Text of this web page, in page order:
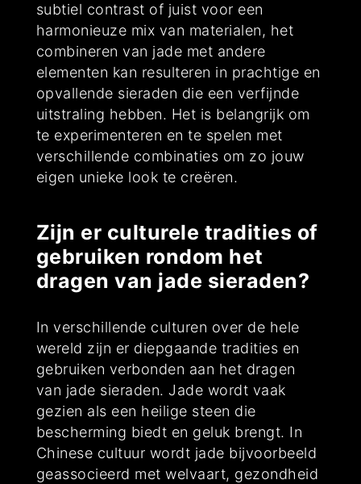
subtiel contrast of juist voor een
harmonieuze mix van materialen, het
combineren van jade met andere
elementen kan resulteren in prachtige en
opvallende sieraden die een verfijnde
uitstraling hebben. Het is belangrijk om
te experimenteren en te spelen met
verschillende combinaties om zo jouw
eigen unieke look te creëren.
Zijn er culturele tradities of
gebruiken rondom het
dragen van jade sieraden?
In verschillende culturen over de hele
wereld zijn er diepgaande tradities en
gebruiken verbonden aan het dragen
van jade sieraden. Jade wordt vaak
gezien als een heilige steen die
bescherming biedt en geluk brengt. In
Chinese cultuur wordt jade bijvoorbeeld
geassocieerd met welvaart, gezondheid